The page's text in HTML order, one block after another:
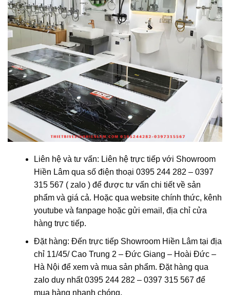
Liên hệ và tư vấn: Liên hệ trực tiếp với Showroom
Hiền Lâm qua số điện thoại 0395 244 282 – 0397
315 567 ( zalo ) để được tư vấn chi tiết về sản
phẩm và giá cả. Hoặc qua website chính thức, kênh
youtube và fanpage hoặc gửi email, địa chỉ cửa
hàng trực tiếp.
Đặt hàng: Đến trực tiếp Showroom Hiền Lâm tại địa
chỉ 11/45/ Cao Trung 2 – Đức Giang – Hoài Đức –
Hà Nội để xem và mua sản phẩm. Đặt hàng qua
zalo duy nhất 0395 244 282 – 0397 315 567 để
mua hàng nhanh chóng.